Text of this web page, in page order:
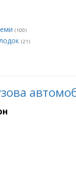
(100)
(21)